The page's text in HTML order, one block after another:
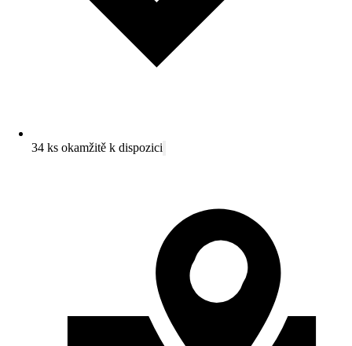
34 ks okamžitě k dispozici